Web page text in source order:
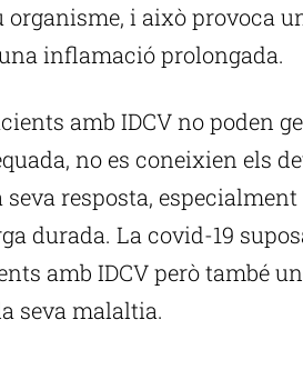
i això provoca
inflamació prolongada.
amb IDCV no poden
no es coneixien els
resposta,
durada. La covid-19
amb IDCV però també
seva malaltia.